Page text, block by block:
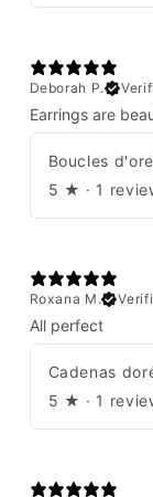
Deborah P.
Earrings are
5 ★ · 1
Roxana M.
All perfect
Cadenas
5 ★ · 1